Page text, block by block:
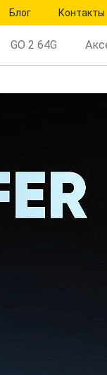
Блог Контакты
GO 2 64G